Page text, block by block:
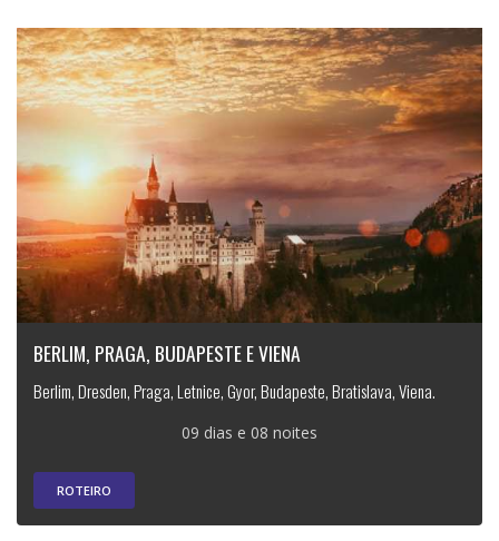
BERLIM, PRAGA, BUDAPESTE E VIENA
Berlim, Dresden, Praga, Letnice, Gyor, Budapeste, Bratislava, Viena.
09 dias e 08 noites
ROTEIRO